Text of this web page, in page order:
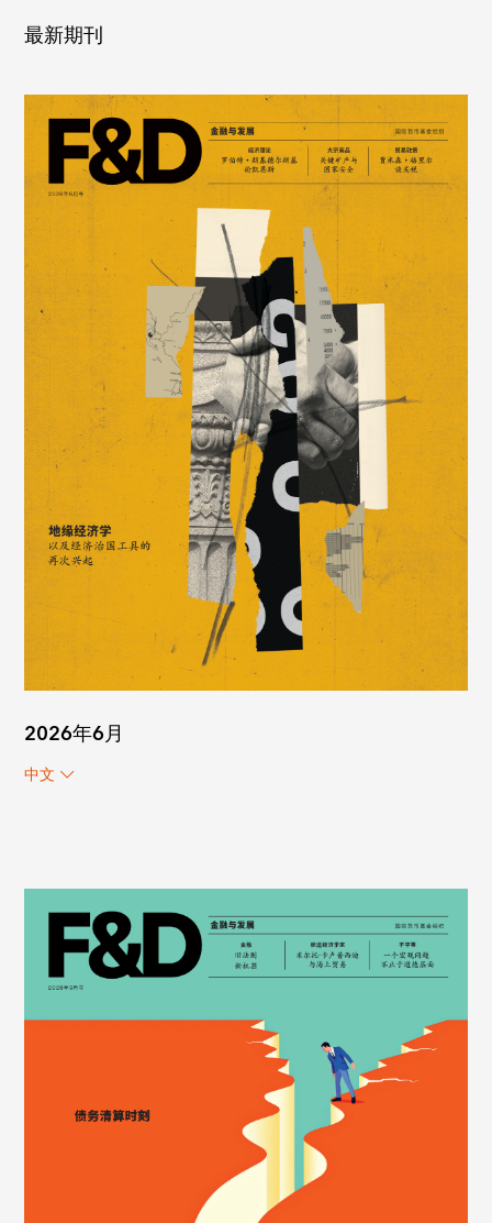
最新期刊
2026年6月
中文